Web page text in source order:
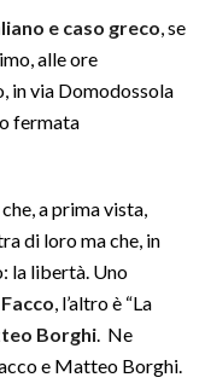
e caso greco , se
alle ore
in via Domodossola
fermata
che, a prima vista,
di loro ma che, in
la libertà. Uno
, l’altro è “La
Borghi . Ne
e Matteo Borghi.